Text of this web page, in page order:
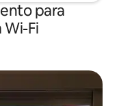
para
Fi